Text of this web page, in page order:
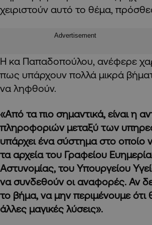
χειριστούν αυτό το θέμα,
Advertisement
Η κα Παπαδοπούλου, ανέφερε
πως υπάρχουν πολλά μικρά
να ληφθούν.
«Από τα πιο σημαντικά, είναι η
πληροφοριών μεταξύ των
υπάρχει ένα σύστημα στο οποίο
τα αρχεία του Γραφείου
Αστυνομίας, του Υπουργείου
να συνδεθούν οι αναφορές. Αν
το βήμα, να μην περιμένουμε ότι
άλλες μαγικές λύσεις».